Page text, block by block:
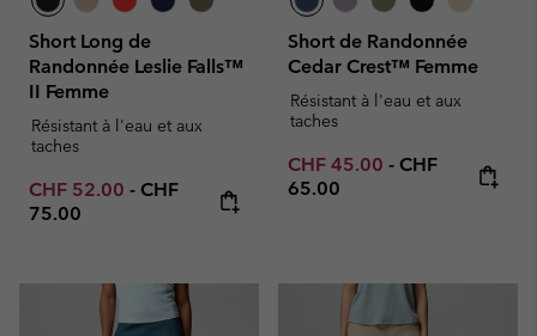
Short Long de
Randonnée Leslie Falls™
II Femme
Résistant à l'eau et aux
taches
Minimum sale price:
CHF 52.00 - Maximum price:
CHF
75.00
Short de Randonnée
Cedar Crest™ Femme
Résistant à l'eau et aux
taches
Minimum sale price:
CHF 45.00 - Maximum
CHF
65.00